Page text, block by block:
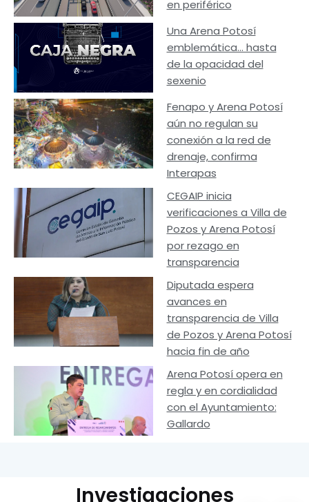
en periférico
Una Arena Potosí
emblemática… hasta
de la opacidad del
sexenio
Fenapo y Arena Potosí
aún no regulan su
conexión a la red de
drenaje, confirma
Interapas
CEGAIP inicia
verificaciones a Villa de
Pozos y Arena Potosí
por rezago en
transparencia
Diputada espera
avances en
transparencia de Villa
de Pozos y Arena Potosí
hacia fin de año
Arena Potosí opera en
regla y en cordialidad
con el Ayuntamiento:
Gallardo
Investigaciones